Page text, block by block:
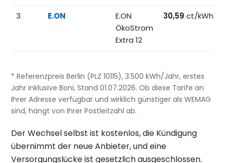
3 E.ON
E.ON
ÖkoStrom
Extra 12
30,59 ct/kWh
* Referenzpreis Berlin (PLZ 10115), 3.500 kWh/Jahr, erstes
Jahr inklusive Boni, Stand 01.07.2026. Ob diese Tarife an
Ihrer Adresse verfügbar und wirklich günstiger als WEMAG
sind, hängt von Ihrer Postleitzahl ab.
Der Wechsel selbst ist kostenlos, die Kündigung
übernimmt der neue Anbieter, und eine
Versorgungslücke ist gesetzlich ausgeschlossen.